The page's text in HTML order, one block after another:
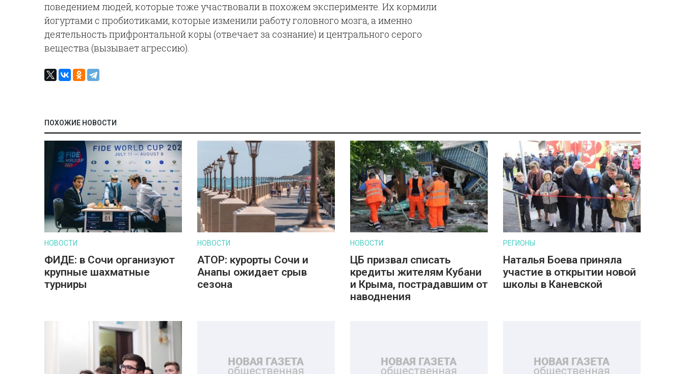
поведением людей, которые тоже участвовали в похожем эксперименте. Их кормили
йогуртами с пробиотиками, которые изменили работу головного мозга, а именно
деятельность прифронтальной коры (отвечает за сознание) и центрального серого
вещества (вызывает агрессию).
ПОХОЖИЕ НОВОСТИ
НОВОСТИ
ФИДЕ: в Сочи организуют
крупные шахматные
турниры
НОВОСТИ
АТОР: курорты Сочи и
Анапы ожидает срыв
сезона
НОВОСТИ
ЦБ призвал списать
кредиты жителям Кубани
и Крыма, пострадавшим от
наводнения
РЕГИОНЫ
Наталья Боева приняла
участие в открытии новой
школы в Каневской